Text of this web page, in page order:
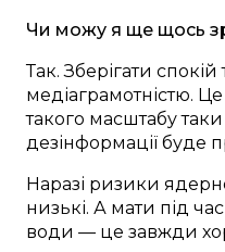
Чи можу я ще щось
Так. Зберігати
медіаграмотністю.
такого масштабу
дезінформації буде
Наразі ризики
низькі. А мати під
води — це завжди